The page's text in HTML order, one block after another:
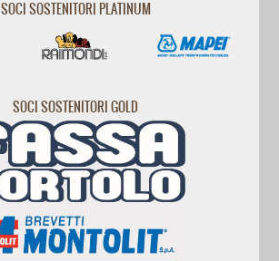
SOCI SOSTENITORI PLATINUM
SOCI SOSTENITORI GOLD